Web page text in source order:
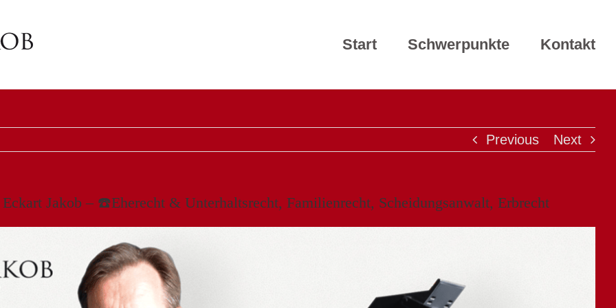
Start Schwerpunkte Kontakt
Previous Next
Jakob – ☎️Eherecht & Unterhaltsrecht, Familienrecht, Scheidungsanwalt, Erbrecht